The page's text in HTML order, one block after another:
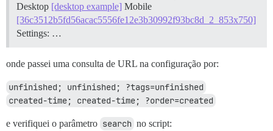
Desktop [desktop example] Mobile
[36c3512b5fd56acac5556fe12e3b30992f93bc8d_2_853x750]
Settings: …
onde passei uma consulta de URL na configuração por:
unfinished; unfinished; ?tags=unfinished
created-time; created-time; ?order=created
e verifiquei o parâmetro search no script: